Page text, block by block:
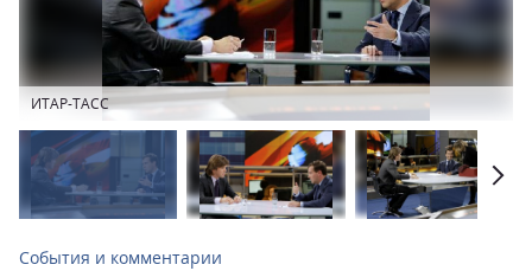
События и комментарии
ИТАР-ТАСС